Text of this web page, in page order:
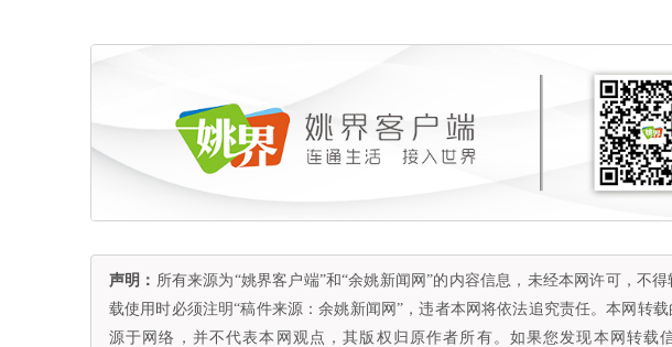
声明： 所有来源为“姚界客户端”和“余姚新闻网”的内容信息，未经本网许可，不
载使用时必须注明“稿件来源：余姚新闻网”，违者本网将依法追究责任。本网转
源于网络，并不代表本网观点，其版权归原作者所有。如果您发现本网转载